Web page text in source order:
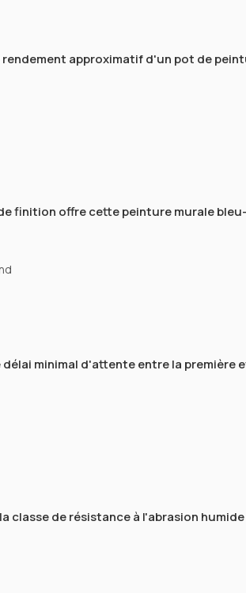
rendement approximatif d'un pot de
finition offre cette peinture murale
délai minimal d'attente entre la première
classe de résistance à l'abrasion